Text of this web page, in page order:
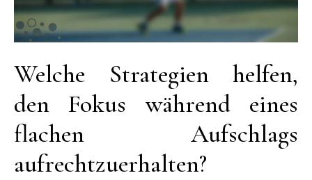
Welche Strategien helfen,
den Fokus während eines
flachen Aufschlags
aufrechtzuerhalten?